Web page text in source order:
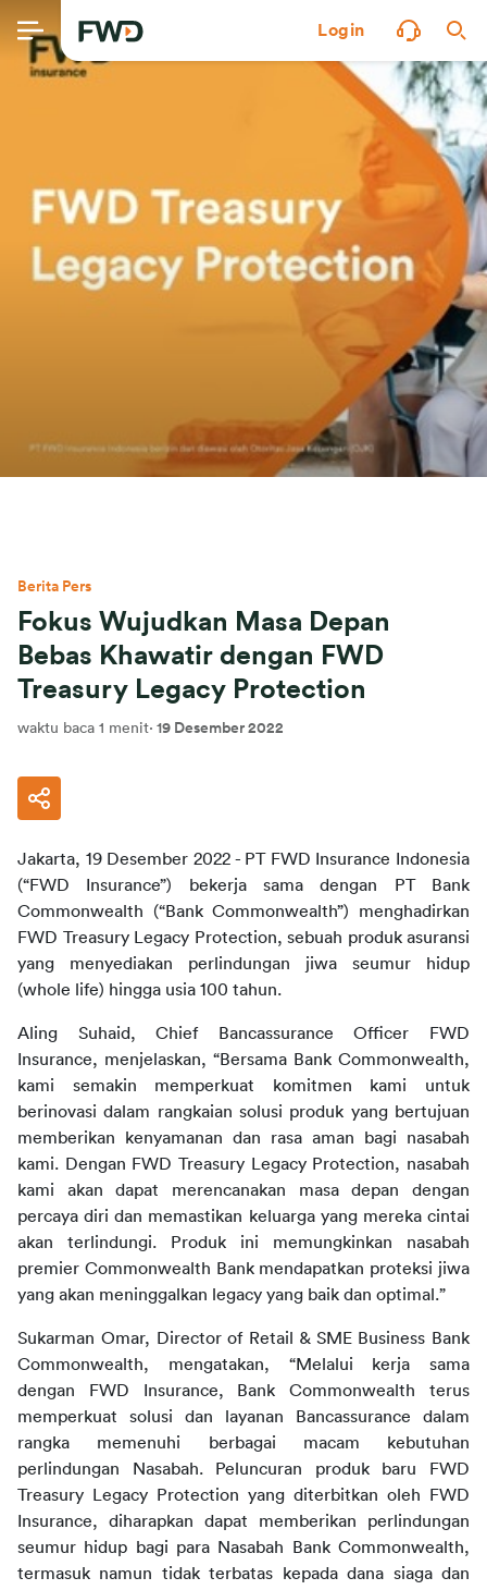
Login
Berita Pers
Fokus Wujudkan Masa Depan
Bebas Khawatir dengan FWD
Treasury Legacy Protection
waktu baca 1 menit· 19 Desember 2022
Jakarta, 19 Desember 2022 - PT FWD Insurance Indonesia
(“FWD Insurance”) bekerja sama dengan PT Bank
Commonwealth (“Bank Commonwealth”) menghadirkan
FWD Treasury Legacy Protection, sebuah produk asuransi
yang menyediakan perlindungan jiwa seumur hidup
(whole life) hingga usia 100 tahun.
Aling Suhaid, Chief Bancassurance Officer FWD
Insurance, menjelaskan, “Bersama Bank Commonwealth,
kami semakin memperkuat komitmen kami untuk
berinovasi dalam rangkaian solusi produk yang bertujuan
memberikan kenyamanan dan rasa aman bagi nasabah
kami. Dengan FWD Treasury Legacy Protection, nasabah
kami akan dapat merencanakan masa depan dengan
percaya diri dan memastikan keluarga yang mereka cintai
akan terlindungi. Produk ini memungkinkan nasabah
premier Commonwealth Bank mendapatkan proteksi jiwa
yang akan meninggalkan legacy yang baik dan optimal.”
Sukarman Omar, Director of Retail & SME Business Bank
Commonwealth, mengatakan, “Melalui kerja sama
dengan FWD Insurance, Bank Commonwealth terus
memperkuat solusi dan layanan Bancassurance dalam
rangka memenuhi berbagai macam kebutuhan
perlindungan Nasabah. Peluncuran produk baru FWD
Treasury Legacy Protection yang diterbitkan oleh FWD
Insurance, diharapkan dapat memberikan perlindungan
seumur hidup bagi para Nasabah Bank Commonwealth,
termasuk namun tidak terbatas kepada dana siaga dan